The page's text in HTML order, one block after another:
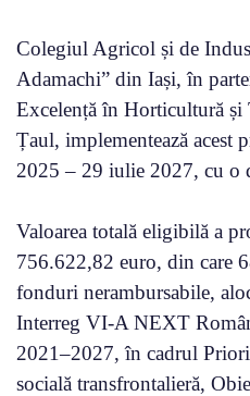
Colegiul Agricol și de
Adamachi” din Iași, în
Excelență în Horticultură
Țaul, implementează acest
2025 – 29 iulie 2027, cu o
Valoarea totală eligibilă a
756.622,82 euro, din care
fonduri nerambursabile,
Interreg VI-A NEXT
2021–2027, în cadrul
socială transfrontalieră,